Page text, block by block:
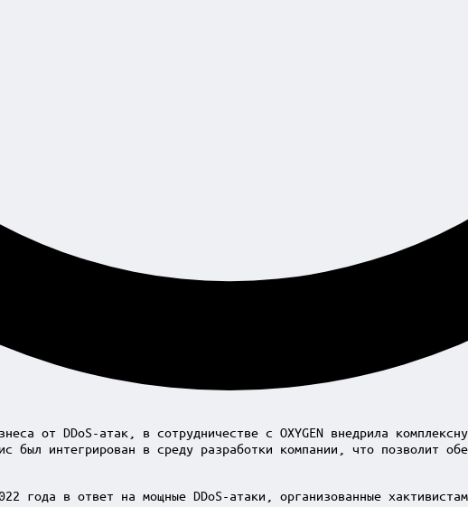
от DDoS-атак, в сотрудничестве с OXYGEN внедрила
был интегрирован в среду разработки компании, что позволит
года в ответ на мощные DDoS-атаки, организованные